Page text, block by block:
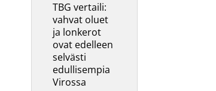
TBG vertaili:
vahvat oluet
ja lonkerot
ovat edelleen
selvästi
edullisempia
Virossa